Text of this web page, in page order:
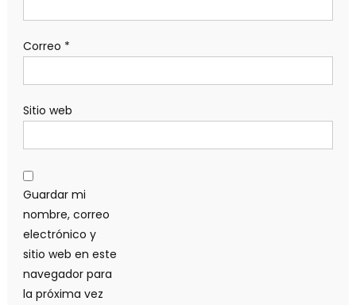
Correo *
Sitio web
Guardar mi
nombre, correo
electrónico y
sitio web en este
navegador para
la próxima vez